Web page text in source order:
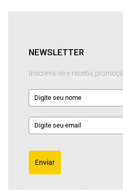
NEWSLETTER
Inscreva-se e receba
Enviar